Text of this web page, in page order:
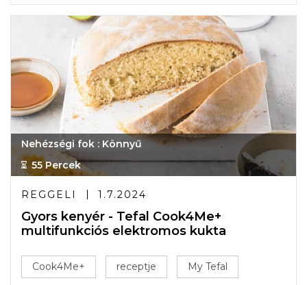
Nehézségi fok : Könnyű
55 Percek
REGGELI 1.7.2024
Gyors kenyér - Tefal Cook4Me+
multifunkciós elektromos kukta
Cook4Me+ receptje My Tefal